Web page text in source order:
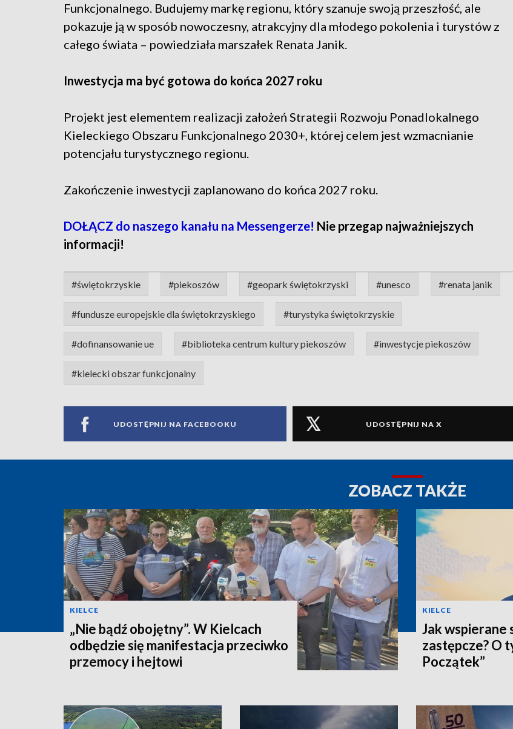
Funkcjonalnego. Budujemy markę regionu, który szanuje swoją przeszłość, ale
pokazuje ją w sposób nowoczesny, atrakcyjny dla młodego pokolenia i turystów z
całego świata – powiedziała marszałek Renata Janik.
Inwestycja ma być gotowa do końca 2027 roku
Projekt jest elementem realizacji założeń Strategii Rozwoju Ponadlokalnego
Kieleckiego Obszaru Funkcjonalnego 2030+, której celem jest wzmacnianie
potencjału turystycznego regionu.
Zakończenie inwestycji zaplanowano do końca 2027 roku.
DOŁĄCZ do naszego kanału na Messengerze! Nie przegap najważniejszych
informacji!
#świętokrzyskie #piekoszów #geopark świętokrzyski #unesco #renata janik
#fundusze europejskie dla świętokrzyskiego #turystyka świętokrzyskie
#dofinansowanie ue #biblioteka centrum kultury piekoszów #inwestycje piekoszów
#kielecki obszar funkcjonalny
UDOSTĘPNIJ NA FACEBOOKU UDOSTĘPNIJ NA X
ZOBACZ TAKŻE
KIELCE
„Nie bądź obojętny”. W Kielcach
odbędzie się manifestacja przeciwko
przemocy i hejtowi
KIELCE
Jak wspierane
zastępcze? O
Początek”